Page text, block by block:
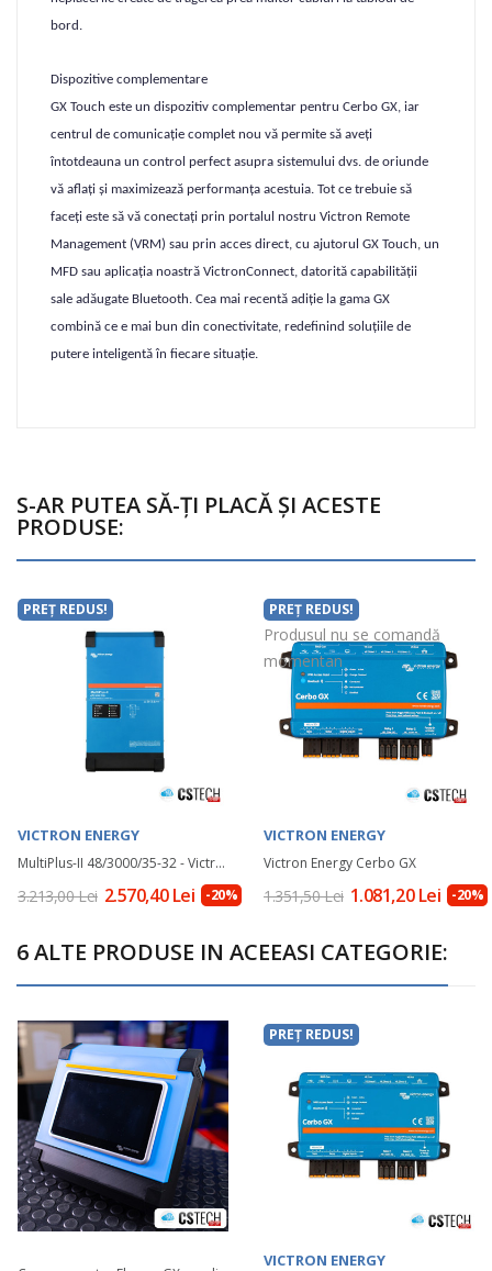
bord.
Dispozitive complementare
GX Touch este un dispozitiv complementar pentru Cerbo GX, iar
centrul de comunicație complet nou vă permite să aveți
întotdeauna un control perfect asupra sistemului dvs. de oriunde
vă aflați și maximizează performanța acestuia. Tot ce trebuie să
faceți este să vă conectați prin portalul nostru Victron Remote
Management (VRM) sau prin acces direct, cu ajutorul GX Touch, un
MFD sau aplicația noastră VictronConnect, datorită capabilității
sale adăugate Bluetooth. Cea mai recentă adiție la gama GX
combină ce e mai bun din conectivitate, redefinind soluțiile de
putere inteligentă în fiecare situație.
S-AR PUTEA SĂ-ȚI PLACĂ ȘI ACESTE
PRODUSE:
PREȚ REDUS!
VICTRON ENERGY
MultiPlus-II 48/3000/35-32 - Victron Energy
3.213,00 Lei 2.570,40 Lei -20%
PREȚ REDUS!
Produsul nu se comandă
momentan
VICTRON ENERGY
Victron Energy Cerbo GX
1.351,50 Lei 1.081,20 Lei -20%
6 ALTE PRODUSE IN ACEEASI CATEGORIE:
PREȚ REDUS!
VICTRON ENERGY